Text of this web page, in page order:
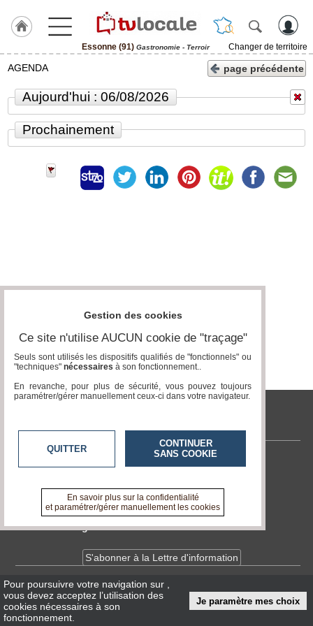
Essonne (91) Gastronomie - Terroir
Changer de territoire
J'adhère
ACCUEIL
Essonne
(91)
du
groupe
Blogs
Inscription
AGENDA page précédente
Aujourd'hui : 06/08/2026
Prochainement
tvlocale.fr
Contactez-nous
A propos de tvlocale.fr
Devenir délégué
S'abonner à la Lettre d'information
InfosCNIL/RGPD
Conditions Générales d'Utilisation
Pour poursuivre votre navigation sur
vous devez acceptez l’utilisation des
cookies nécessaires à son
fonctionnement.
Je paramètre mes choix
Gestion des cookies
Ce site n'utilise AUCUN cookie de "traçage"
Seuls sont utilisés les dispositifs qualifiés de "fonctionnels" ou
"techniques" nécessaires à son fonctionnement..
En revanche, pour plus de sécurité, vous pouvez toujours
paramétrer/gérer manuellement ceux-ci dans votre navigateur.
QUITTER
CONTINUER
SANS COOKIE
En savoir plus sur la confidentialité
et paramétrer/gérer manuellement les cookies